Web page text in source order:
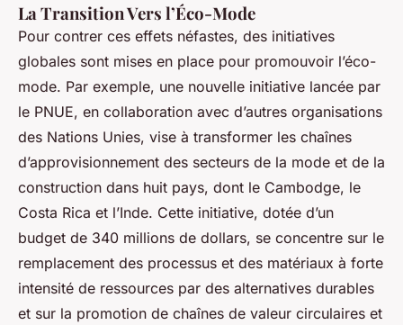
La Transition Vers l’Éco-Mode
Pour contrer ces effets néfastes, des initiatives
globales sont mises en place pour promouvoir l’éco-
mode. Par exemple, une nouvelle initiative lancée par
le PNUE, en collaboration avec d’autres organisations
des Nations Unies, vise à transformer les chaînes
d’approvisionnement des secteurs de la mode et de la
construction dans huit pays, dont le Cambodge, le
Costa Rica et l’Inde. Cette initiative, dotée d’un
budget de 340 millions de dollars, se concentre sur le
remplacement des processus et des matériaux à forte
intensité de ressources par des alternatives durables
et sur la promotion de chaînes de valeur circulaires et